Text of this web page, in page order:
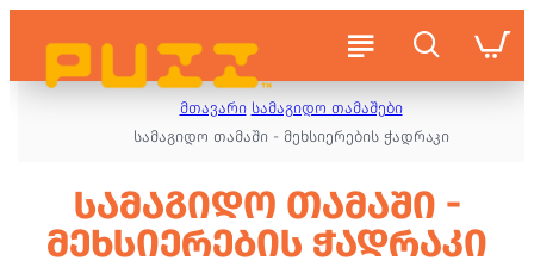
მთავარი სამაგიდო თამაშები
სამაგიდო თამაში - მეხსიერების ჭადრაკი
ᲡᲐᲛᲐᲒᲘᲓᲝ ᲗᲐᲛᲐᲨᲘ -
ᲛᲔᲮᲡᲘᲔᲠᲔᲑᲘᲡ ᲭᲐᲓᲠᲐᲙᲘ